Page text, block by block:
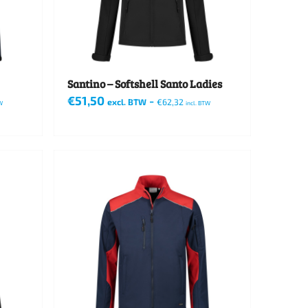
Santino – Softshell Santo Ladies
€51,50 excl. BTW -€62,32 incl. BTW
variaties.
gekozen